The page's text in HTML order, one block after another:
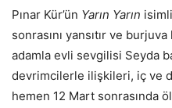
Pınar Kür’ün Yarın Yarın
sonrasını yansıtır ve
adamla evli sevgilisi Seyda
devrimcilerle ilişkileri, iç ve
hemen 12 Mart sonrasında